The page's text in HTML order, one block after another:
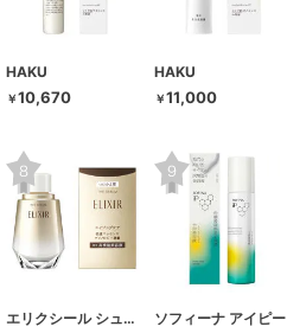
HAKU
￥10,670
HAKU
￥11,000
エリクシール シュペリエル ソフィーナ アイピー